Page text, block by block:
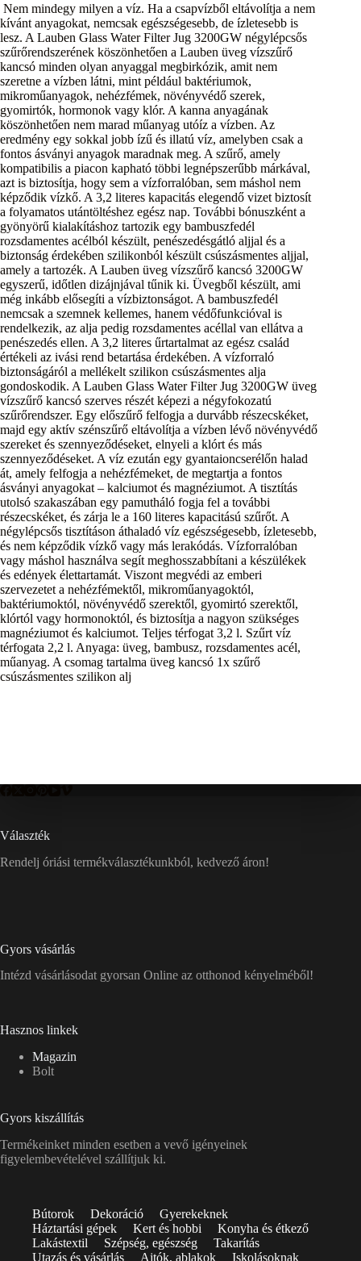
Nem mindegy milyen a víz. Ha a csapvízből eltávolítja a nem
kívánt anyagokat, nemcsak egészségesebb, de ízletesebb is
lesz. A Lauben Glass Water Filter Jug 3200GW négylépcsős
szűrőrendszerének köszönhetően a Lauben üveg vízszűrő
kancsó minden olyan anyaggal megbirkózik, amit nem
szeretne a vízben látni, mint például baktériumok,
mikroműanyagok, nehézfémek, növényvédő szerek,
gyomirtók, hormonok vagy klór. A kanna anyagának
köszönhetően nem marad műanyag utóíz a vízben. Az
eredmény egy sokkal jobb ízű és illatú víz, amelyben csak a
fontos ásványi anyagok maradnak meg. A szűrő, amely
kompatibilis a piacon kapható többi legnépszerűbb márkával,
azt is biztosítja, hogy sem a vízforralóban, sem máshol nem
képződik vízkő. A 3,2 literes kapacitás elegendő vizet biztosít
a folyamatos utántöltéshez egész nap. További bónuszként a
gyönyörű kialakításhoz tartozik egy bambuszfedél
rozsdamentes acélból készült, penészedésgátló aljjal és a
biztonság érdekében szilikonból készült csúszásmentes aljjal,
amely a tartozék. A Lauben üveg vízszűrő kancsó 3200GW
egyszerű, időtlen dizájnjával tűnik ki. Üvegből készült, ami
még inkább elősegíti a vízbiztonságot. A bambuszfedél
nemcsak a szemnek kellemes, hanem védőfunkcióval is
rendelkezik, az alja pedig rozsdamentes acéllal van ellátva a
penészedés ellen. A 3,2 literes űrtartalmat az egész család
értékeli az ivási rend betartása érdekében. A vízforraló
biztonságáról a mellékelt szilikon csúszásmentes alja
gondoskodik. A Lauben Glass Water Filter Jug 3200GW üveg
vízszűrő kancsó szerves részét képezi a négyfokozatú
szűrőrendszer. Egy előszűrő felfogja a durvább részecskéket,
majd egy aktív szénszűrő eltávolítja a vízben lévő növényvédő
szereket és szennyeződéseket, elnyeli a klórt és más
szennyeződéseket. A víz ezután egy gyantaioncserélőn halad
át, amely felfogja a nehézfémeket, de megtartja a fontos
ásványi anyagokat – kalciumot és magnéziumot. A tisztítás
utolsó szakaszában egy pamutháló fogja fel a további
részecskéket, és zárja le a 160 literes kapacitású szűrőt. A
négylépcsős tisztításon áthaladó víz egészségesebb, ízletesebb,
és nem képződik vízkő vagy más lerakódás. Vízforralóban
vagy máshol használva segít meghosszabbítani a készülékek
és edények élettartamát. Viszont megvédi az emberi
szervezetet a nehézfémektől, mikroműanyagoktól,
baktériumoktól, növényvédő szerektől, gyomirtó szerektől,
klórtól vagy hormonoktól, és biztosítja a nagyon szükséges
magnéziumot és kalciumot. Teljes térfogat 3,2 l. Szűrt víz
térfogata 2,2 l. Anyaga: üveg, bambusz, rozsdamentes acél,
műanyag. A csomag tartalma üveg kancsó 1x szűrő
csúszásmentes szilikon alj
Választék
Rendelj óriási termékválasztékunkból, kedvező áron!
Gyors vásárlás
Intézd vásárlásodat gyorsan Online az otthonod kényelméből!
Hasznos linkek
Magazin
Bolt
Gyors kiszállítás
Termékeinket minden esetben a vevő igényeinek
figyelembevételével szállítjuk ki.
Bútorok Dekoráció
Gyerekeknek
Háztartási gépek
Kert és hobbi
Konyha és étkező
Lakástextil
Szépség, egészség
Takarítás
Utazás és vásárlás
Ajtók, ablakok Iskolásoknak